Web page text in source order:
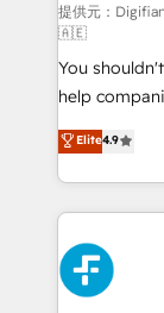
makes us different? 🚀 Top
agencies ⚙️ The strongest technical ability and
integration capabilities 💼
partners
business, processes
working with
complex use cases 🏆 CRM
Platform
Onboarding Accredited 🔐
Certified
提供元：
🇦🇪
You
help
process-
Marketing,
so selling
feels easy and pain-
HubSpot
and
Reviews and
Elite4.9